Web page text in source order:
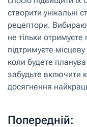
створити унікальні
рецептори.
не тільки отримуєте
підтримуєте
коли будете
забудьте включити
досягнення
Попередній: